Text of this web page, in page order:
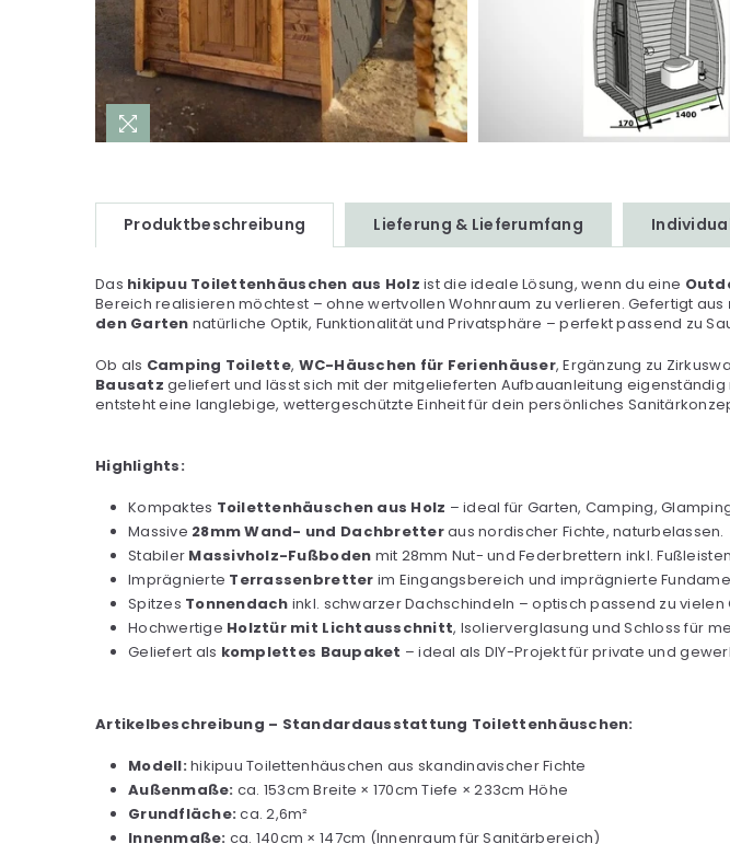
Produktbeschreibung Lieferung & Lieferumfang
Das hikipuu Toilettenhäuschen aus Holz ist die ideale Lösung, wenn du eine
Bereich realisieren möchtest – ohne wertvollen Wohnraum zu verlieren. Gefertigt aus
den Garten natürliche Optik, Funktionalität und Privatsphäre – perfekt passend zu
Ob als Camping Toilette, WC-Häuschen für Ferienhäuser, Ergänzung zu
Bausatz geliefert und lässt sich mit der mitgelieferten Aufbauanleitung
entsteht eine langlebige, wettergeschützte Einheit für dein persönliches
Highlights:
Kompaktes Toilettenhäuschen aus Holz – ideal für Garten, Camping,
Massive 28mm Wand- und Dachbretteraus nordischer Fichte, naturbelassen.
Stabiler Massivholz-Fußboden mit 28mm Nut- und Federbrettern inkl.
Imprägnierte Terrassenbretter im Eingangsbereich und imprägnierte
Spitzes Tonnendach inkl. schwarzer Dachschindeln – optisch passend zu
Hochwertige Holztür mit Lichtausschnitt, Isolierverglasung und Schloss für
Geliefert als komplettes Baupaket – ideal als DIY-Projekt für private und
Artikelbeschreibung – Standardausstattung Toilettenhäuschen:
Modell:hikipuu Toilettenhäuschen aus skandinavischer Fichte
Außenmaße: ca. 153cm Breite × 170cm Tiefe × 233cm Höhe
Grundfläche:ca. 2,6m²
Innenmaße: ca. 140cm × 147cm (Innenraum für Sanitärbereich)